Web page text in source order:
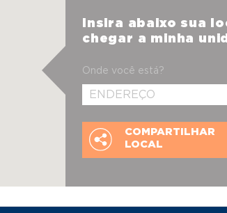
Insira abaixo sua
chegar a minha
Onde você está?
COMPARTILHAR
LOCAL